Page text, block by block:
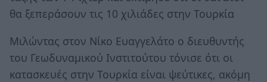
θα ξεπεράσουν τις 10 χιλιάδες στην Τουρκία
Μιλώντας στον Νίκο Ευαγγελάτο ο διευθυντής
του Γεωδυναμικού Ινστιτούτου τόνισε ότι οι
κατασκευές στην Τουρκία είναι ψεύτικες, ακόμη